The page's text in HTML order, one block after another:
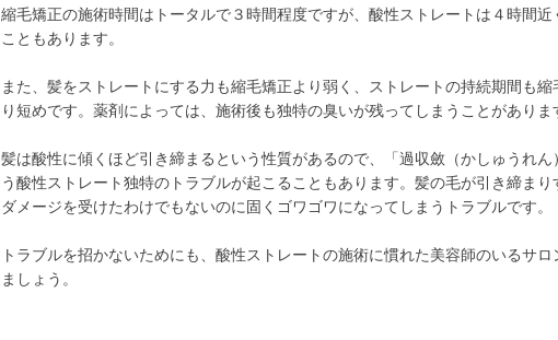
縮毛矯正の施術時間はトータルで３時間程度ですが、酸性ストレートは４時間近
こともあります。
また、髪をストレートにする力も縮毛矯正より弱く、ストレートの持続期間も縮
り短めです。薬剤によっては、施術後も独特の臭いが残ってしまうことがありま
髪は酸性に傾くほど引き締まるという性質があるので、「過収斂（かしゅうれん
う酸性ストレート独特のトラブルが起こることもあります。髪の毛が引き締まり
ダメージを受けたわけでもないのに固くゴワゴワになってしまうトラブルです。
トラブルを招かないためにも、酸性ストレートの施術に慣れた美容師のいるサロ
ましょう。